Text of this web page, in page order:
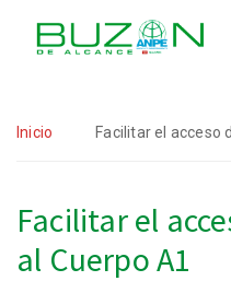
Inicio Facilitar el acceso
Facilitar el
al Cuerpo A1